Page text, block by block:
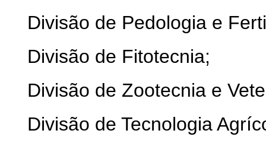
Divisão de Pedologia e
Divisão de Fitotecnia;
Divisão de Zootecnia e
Divisão de Tecnologia